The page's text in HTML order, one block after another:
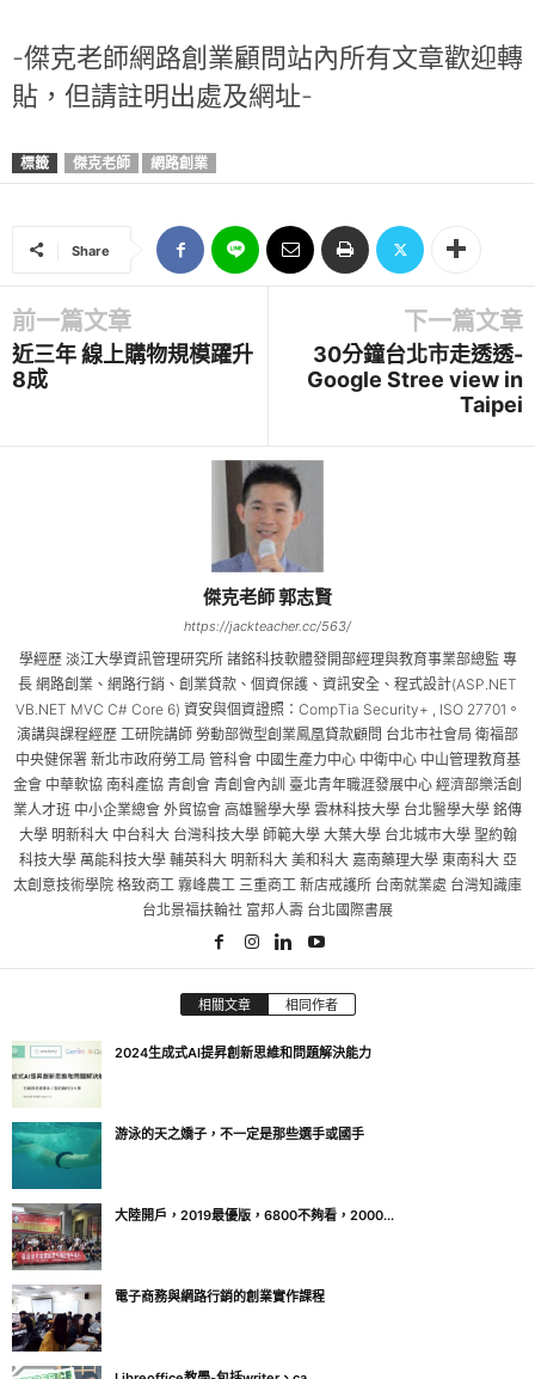
-傑克老師網路創業顧問站內所有文章歡迎轉
貼，但請註明出處及網址-
標籤 傑克老師 網路創業
Share
前一篇文章
近三年 線上購物規模躍升
8成
下一篇文章
30分鐘台北市走透透-
Google Stree view in
Taipei
傑克老師 郭志賢
https://jackteacher.cc/563/
學經歷 淡江大學資訊管理研究所 諸銘科技軟體發開部經理與教育事業部總監 專
長 網路創業、網路行銷、創業貸款、個資保護、資訊安全、程式設計(ASP.NET
VB.NET MVC C# Core 6) 資安與個資證照：CompTia Security+ , ISO 27701。
演講與課程經歷 工研院講師 勞動部微型創業鳳凰貸款顧問 台北市社會局 衛福部
中央健保署 新北市政府勞工局 管科會 中國生產力中心 中衛中心 中山管理教育基
金會 中華軟協 南科產協 青創會 青創會內訓 臺北青年職涯發展中心 經濟部樂活創
業人才班 中小企業總會 外貿協會 高雄醫學大學 雲林科技大學 台北醫學大學 銘傳
大學 明新科大 中台科大 台灣科技大學 師範大學 大葉大學 台北城市大學 聖約翰
科技大學 萬能科技大學 輔英科大 明新科大 美和科大 嘉南藥理大學 東南科大 亞
太創意技術學院 格致商工 霧峰農工 三重商工 新店戒護所 台南就業處 台灣知識庫
台北景福扶輪社 富邦人壽 台北國際書展
相關文章 相同作者
2024生成式AI提昇創新思維和問題解決能力
游泳的天之嬌子，不一定是那些選手或國手
大陸開戶，2019最優版，6800不夠看，2000...
電子商務與網路行銷的創業實作課程